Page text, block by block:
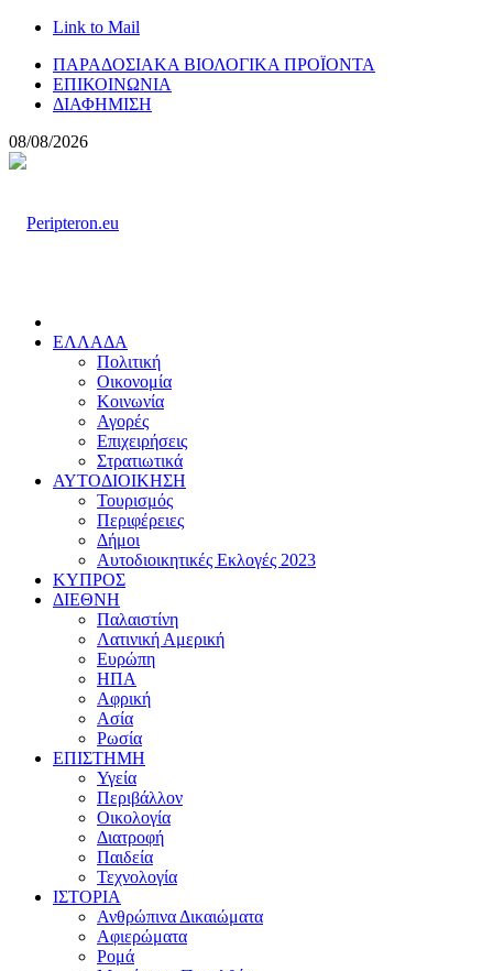
Link to Mail
ΠΑΡΑΔΟΣΙΑΚΑ ΒΙΟΛΟΓΙΚΑ ΠΡΟΪΟΝΤΑ
ΕΠΙΚΟΙΝΩΝΙΑ
ΔΙΑΦΗΜΙΣΗ
08/08/2026
ΕΛΛΑΔΑ
Πολιτική
Οικονομία
Κοινωνία
Αγορές
Επιχειρήσεις
Στρατιωτικά
ΑΥΤΟΔΙΟΙΚΗΣΗ
Τουρισμός
Περιφέρειες
Δήμοι
Αυτοδιοικητικές Εκλογές 2023
ΚΥΠΡΟΣ
ΔΙΕΘΝΗ
Παλαιστίνη
Λατινική Αμερική
Ευρώπη
ΗΠΑ
Αφρική
Ασία
Ρωσία
ΕΠΙΣΤΗΜΗ
Υγεία
Περιβάλλον
Οικολογία
Διατροφή
Παιδεία
Τεχνολογία
ΙΣΤΟΡΙΑ
Ανθρώπινα Δικαιώματα
Αφιερώματα
Ρομά